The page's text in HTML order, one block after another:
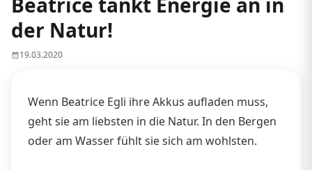
der Natur!
19.03.2020
Wenn Beatrice Egli ihre Akkus aufladen muss,
geht sie am liebsten in die Natur. In den Bergen
oder am Wasser fühlt sie sich am wohlsten.